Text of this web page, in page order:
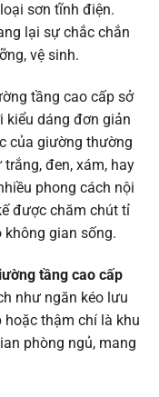
sơn tĩnh điện.
lại sự chắc chắn
vệ sinh.
tầng cao cấp sở
kiểu dáng đơn giản
của giường thường
đen, xám, hay
phong cách nội
được chăm chút tỉ
không gian sống.
tầng cao cấp
như ngăn kéo lưu
hoặc thậm chí là khu
phòng ngủ, mang